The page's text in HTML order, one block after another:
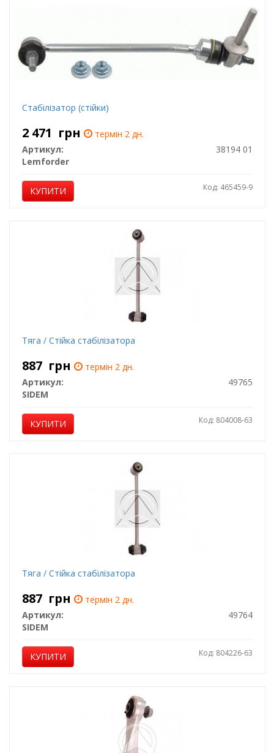
Стабілізатор (стійки)
2 471 грн
термін 2 дн.
Артикул:
38194 01
Lemforder
КУПИТИ Код: 465459-9
Тяга / Стійка стабілізатора
887 грн
термін 2 дн.
Артикул:
49765
SIDEM
КУПИТИ Код: 804008-63
Тяга / Стійка стабілізатора
887 грн
термін 2 дн.
Артикул:
49764
SIDEM
КУПИТИ Код: 804226-63